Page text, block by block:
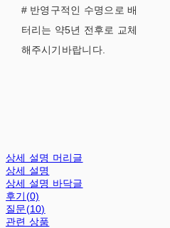
# 반영구적인 수명으로 배
터리는 약5년 전후로 교체
해주시기바랍니다.
상세 설명 머리글
상세 설명
상세 설명 바닥글
후기(0)
질문(10)
관련 상품